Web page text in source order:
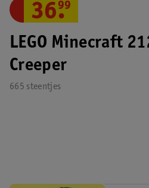
LEGO Minecraft
Creeper
665 steentjes
36.
99